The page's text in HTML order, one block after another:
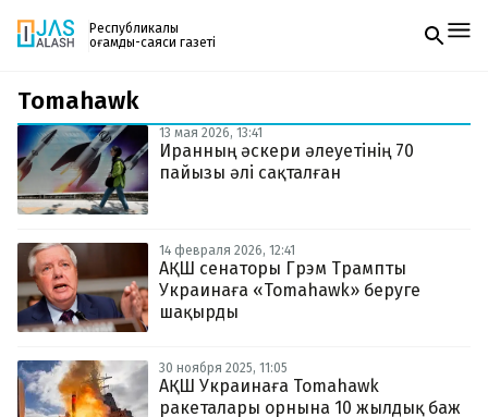
Республикалық
қоғамдық-саяси газеті
Жаңалықтар
Спорт
Live
Руханият
Аймақ
Архив
Заң және тәртіп
Редакциямен байланыс
+7 708 604 51 06
Жарнама бөлімі
Пошта
zhasalash100@gmail.com
Газетке жазылу
PDF форматтағы газетті ай сайын электронды
поштаңызға алып отырыңыз. Жаңа нөмір
шыққан сәтте сізге бірден жіберіледі. Тек email
Tomahawk
13 мая 2026, 13:41
Иранның әскери әлеуетінің 70
пайызы әлі сақталған
14 февраля 2026, 12:41
АҚШ сенаторы Грэм Трампты
Украинаға «Tomahawk» беруге
шақырды
30 ноября 2025, 11:05
АҚШ Украинаға Tomahawk
ракеталары орнына 10 жылдық баж